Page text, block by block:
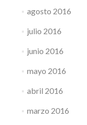
agosto 2016
julio 2016
junio 2016
mayo 2016
abril 2016
marzo 2016